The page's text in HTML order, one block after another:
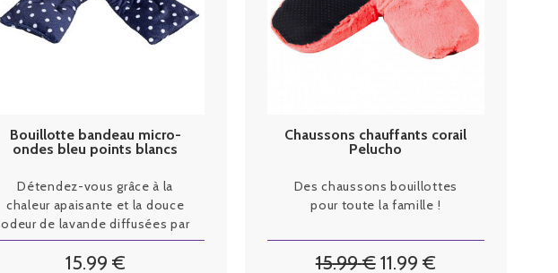
Bouillotte bandeau micro-
ondes bleu points blancs
Détendez-vous grâce à la
chaleur apaisante et la douce
odeur de lavande diffusées par
le bandeau Pelucho.
15.99 €
Chaussons chauffants corail
Pelucho
Des chaussons bouillottes
pour toute la famille !
15.99€11.99 €